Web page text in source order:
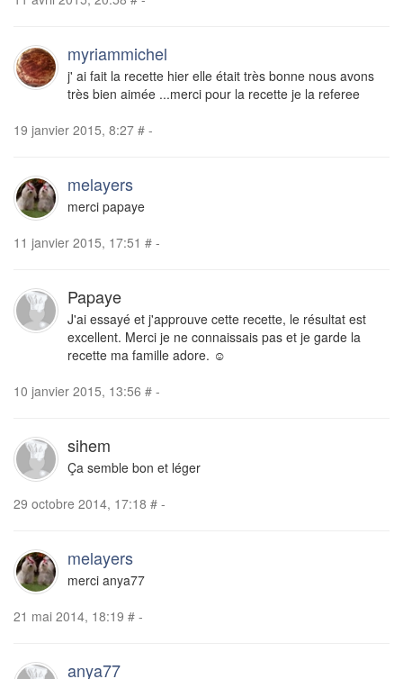
myriammichel
j' ai fait la recette hier elle était très bonne nous avons
très bien aimée ...merci pour la recette je la referee
19 janvier 2015, 8:27 # -
melayers
merci papaye
11 janvier 2015, 17:51 # -
Papaye
J'ai essayé et j'approuve cette recette, le résultat est
excellent. Merci je ne connaissais pas et je garde la
recette ma famille adore. ☺
10 janvier 2015, 13:56 # -
sihem
Ça semble bon et léger
29 octobre 2014, 17:18 # -
melayers
merci anya77
21 mai 2014, 18:19 # -
anya77